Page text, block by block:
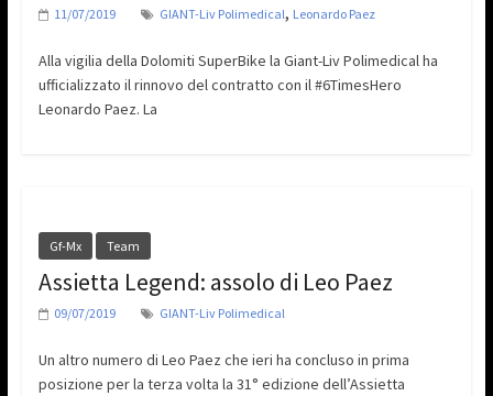
11/07/2019 GIANT-Liv Polimedical, Leonardo Paez
Alla vigilia della Dolomiti SuperBike la Giant-Liv Polimedical ha
ufficializzato il rinnovo del contratto con il #6TimesHero
Leonardo Paez. La
Gf-Mx Team
Assietta Legend: assolo di Leo Paez
09/07/2019 GIANT-Liv Polimedical
Un altro numero di Leo Paez che ieri ha concluso in prima
posizione per la terza volta la 31° edizione dell’Assietta